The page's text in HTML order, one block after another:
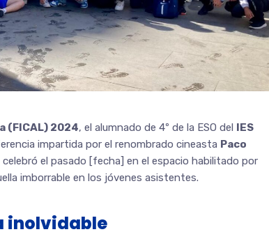
(FICAL) 2024, el alumnado de 4º de la ESO del IES
impartida por el renombrado cineasta Paco
celebró el pasado [fecha] en el espacio habilitado por
imborrable en los jóvenes asistentes.
inolvidable